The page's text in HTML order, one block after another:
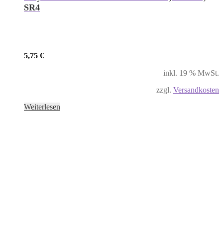
SR4
5,75 €
inkl. 19 % MwSt.
zzgl. Versandkosten
Weiterlesen